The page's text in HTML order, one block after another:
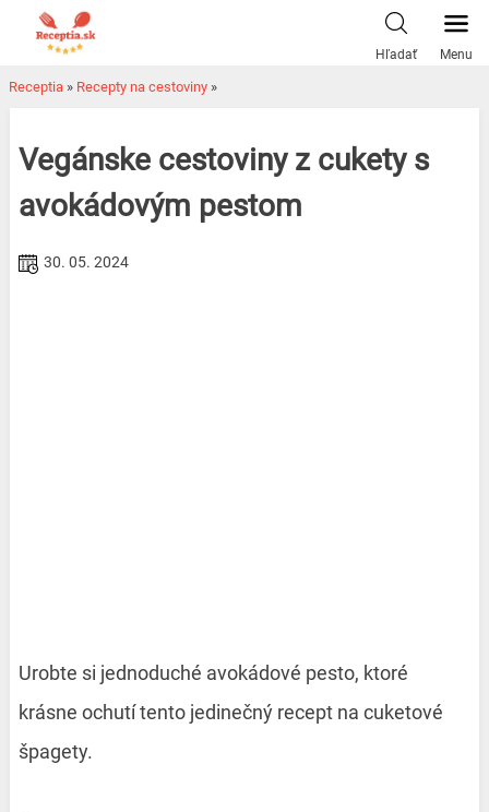
Hľadať Menu
Receptia » Recepty na cestoviny »
Vegánske cestoviny z cukety s
avokádovým pestom
30. 05. 2024
Urobte si jednoduché avokádové pesto, ktoré
krásne ochutí tento jedinečný recept na cuketové
špagety.